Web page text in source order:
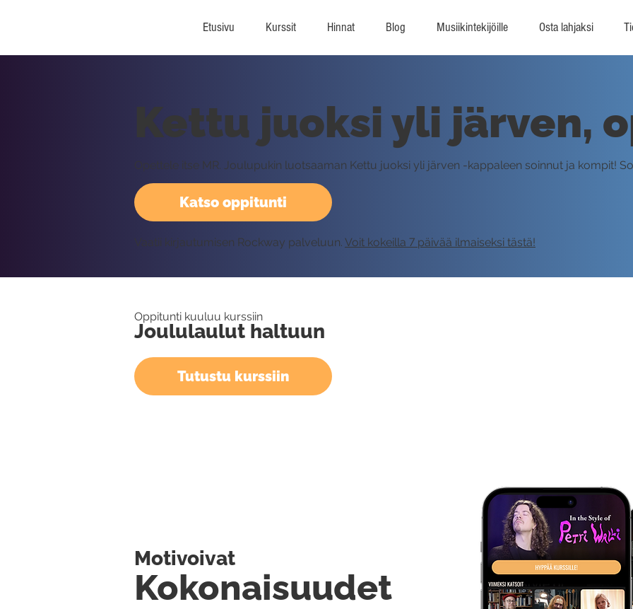
Etusivu Kurssit Hinnat Blog Musiikintekijöille Osta lahjaksi
Katso oppitunti
Kettu juoksi yli järven,
Opettele itse MR. Joulupukin luotsaaman Kettu juoksi yli järven -kappaleen soinnut ja kompit!
Vaatii kirjautumisen Rockway palveluun. Voit kokeilla 7 päivää ilmaiseksi tästä!
Oppitunti kuuluu kurssiin
Joululaulut haltuun
Tutustu kurssiin
Kokonaisuudet
Motivoivat